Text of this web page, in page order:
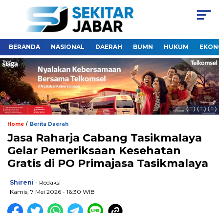
BERANDA NASIONAL DAERAH BUMN HUKUM
Home / Berita Daerah
Jasa Raharja Cabang Tasikmalaya
Gelar Pemeriksaan Kesehatan
Gratis di PO Primajasa Tasikmalaya
Shireni - Redaksi
Kamis, 7 Mei 2026 - 16:30 WIB